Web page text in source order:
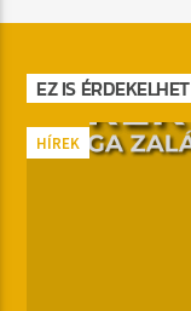
EZ IS ÉRDEKELHET
HÍREK